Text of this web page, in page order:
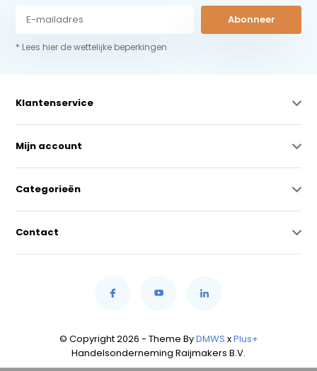
Abonneer
* Lees hier de wettelijke beperkingen
Klantenservice
Mijn account
Categorieën
Contact
© Copyright 2026 - Theme ByDMWS xPlus+
Handelsonderneming Raijmakers B.V.